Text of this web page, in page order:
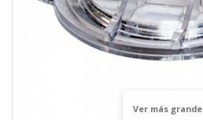
Ver más grande